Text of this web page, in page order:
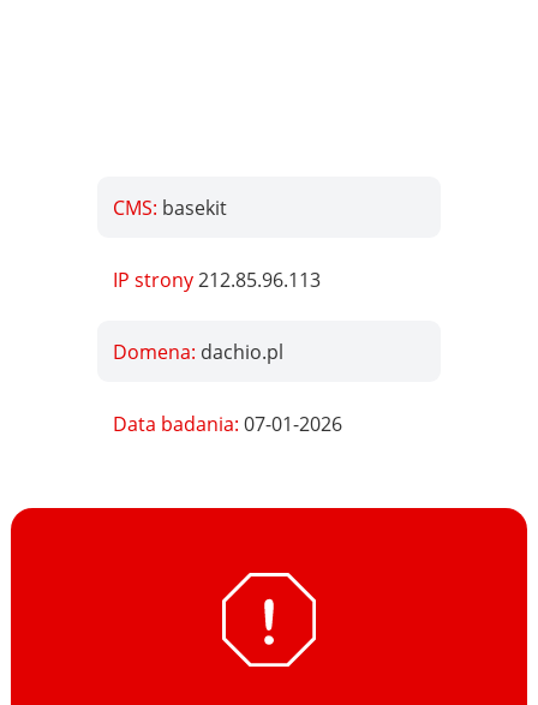
CMS: basekit
IP strony212.85.96.113
Domena: dachio.pl
Data badania:07-01-2026